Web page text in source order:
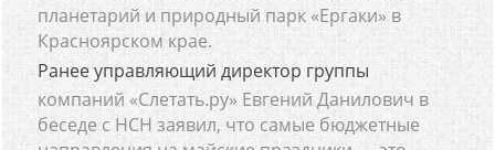
планетарий и природный парк «Ергаки» в
Красноярском крае.
Ранее управляющий директор группы
компаний «Слетать.ру» Евгений Данилович в
беседе с НСН заявил, что самые бюджетные